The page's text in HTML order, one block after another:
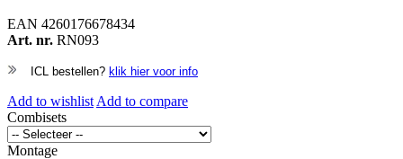
EAN 4260176678434
Art. nr. RN093
ICL bestellen? klik hier voor info
Add to wishlist Add to compare
Combisets
Montage